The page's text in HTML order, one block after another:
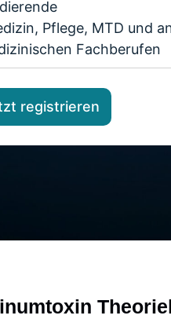
Pflege, MTD und
Fachberufen
registrieren